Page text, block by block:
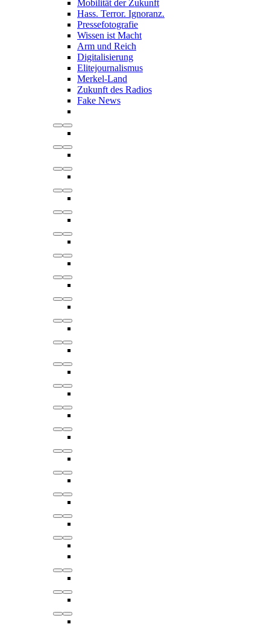
Mobilität der Zukunft
Hass. Terror. Ignoranz.
Pressefotografie
Wissen ist Macht
Arm und Reich
Digitalisierung
Elitejournalismus
Merkel-Land
Zukunft des Radios
Fake News